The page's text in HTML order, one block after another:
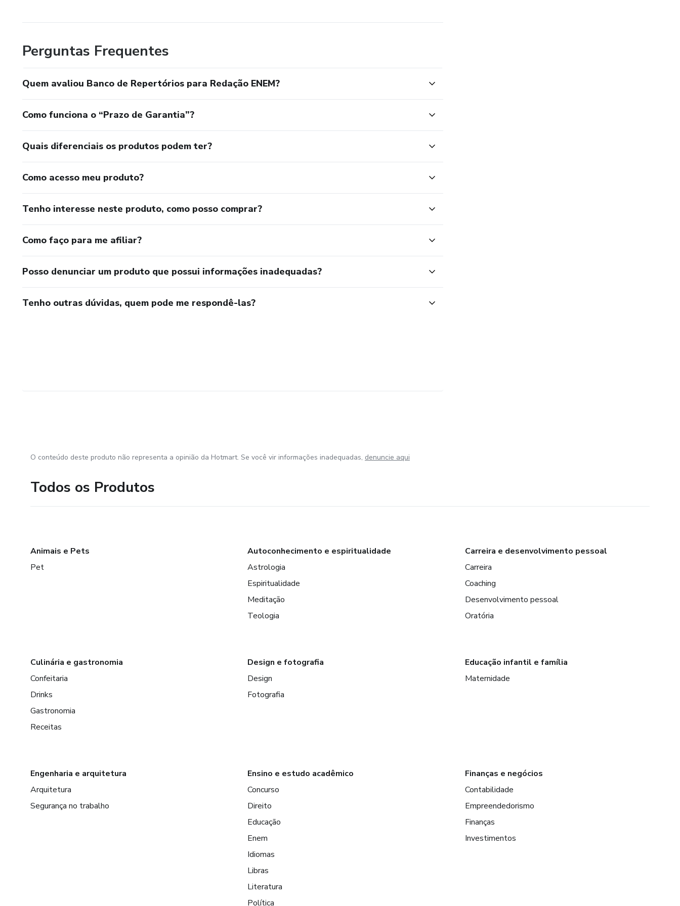
Perguntas Frequentes
Quem avaliou Banco de Repertórios para Redação ENEM?
Como funciona o “Prazo de Garantia”?
Quais diferenciais os produtos podem ter?
Como acesso meu produto?
Tenho interesse neste produto, como posso comprar?
Como faço para me afiliar?
Posso denunciar um produto que possui informações inadequadas?
Tenho outras dúvidas, quem pode me respondê-las?
O conteúdo deste produto não representa a opinião da Hotmart. Se você vir informações inadequadas, denuncie aqui
Todos os Produtos
Animais e Pets
Pet
Autoconhecimento e espiritualidade
Astrologia
Espiritualidade
Meditação
Teologia
Carreira e desenvolvimento pessoal
Carreira
Coaching
Desenvolvimento pessoal
Oratória
Culinária e gastronomia
Confeitaria
Drinks
Gastronomia
Receitas
Design e fotografia
Design
Fotografia
Educação infantil e família
Maternidade
Engenharia e arquitetura
Arquitetura
Segurança no trabalho
Ensino e estudo acadêmico
Concurso
Direito
Educação
Enem
Idiomas
Libras
Literatura
Política
Finanças e negócios
Contabilidade
Empreendedorismo
Finanças
Investimentos